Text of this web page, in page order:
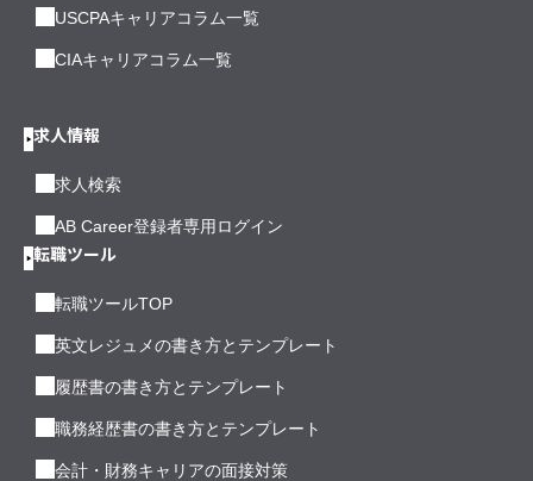
USCPAキャリアコラム一覧
CIAキャリアコラム一覧
求人情報
求人検索
AB Career登録者専用ログイン
転職ツール
転職ツールTOP
英文レジュメの書き方とテンプレート
履歴書の書き方とテンプレート
職務経歴書の書き方とテンプレート
会計・財務キャリアの面接対策